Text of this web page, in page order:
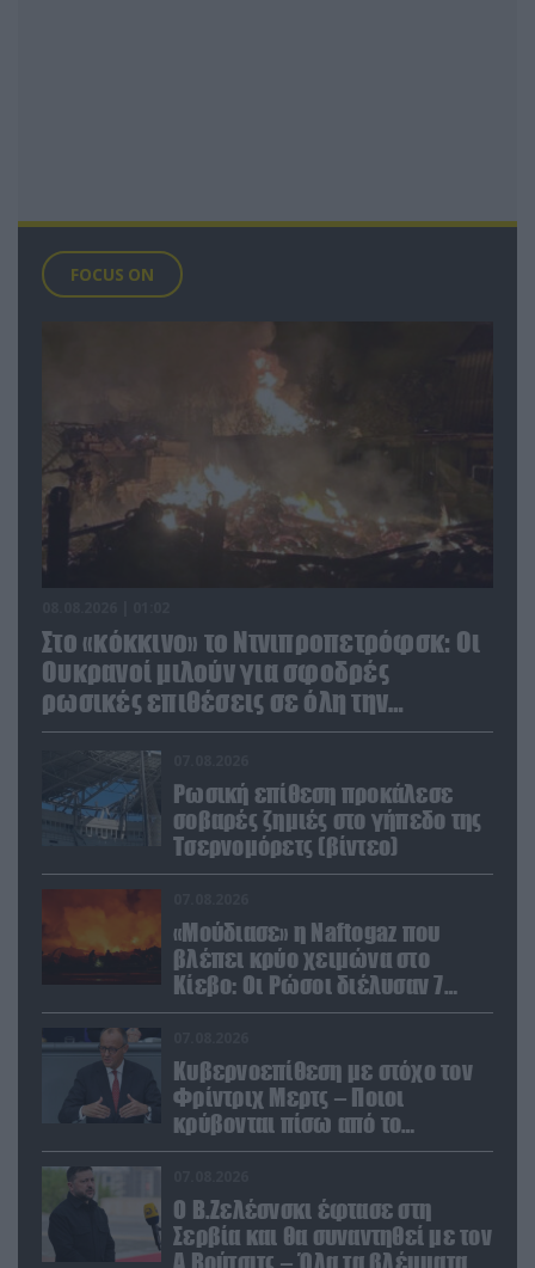
FOCUS ON
Στο «κόκκινο» το Ντνιπροπετρόφσκ: Οι
Ουκρανοί μιλούν για σφοδρές
ρωσικές επιθέσεις σε όλη την
επικράτεια
Ρωσική επίθεση προκάλεσε
σοβαρές ζημιές στο γήπεδο της
Τσερνομόρετς (βίντεο)
«Μούδιασε» η Naftogaz που
βλέπει κρύο χειμώνα στο
Κίεβο: Οι Ρώσοι διέλυσαν 7
εγκαταστάσεις του ουκρανικού
Κυβερνοεπίθεση με στόχο τον
Φρίντριχ Μερτς – Ποιοι
κρύβονται πίσω από το
παραποιημένο βίντεο
Ο Β.Ζελέσνσκι έφτασε στη
Σερβία και θα συναντηθεί με τον
Α.Βούτσιτς – Όλα τα βλέμματα